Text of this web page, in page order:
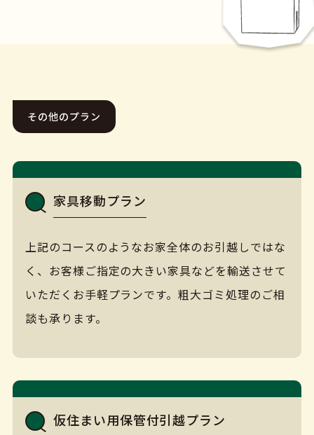
その他のプラン
家具移動プラン
上記のコースのようなお家全体のお引越しではな
く、お客様ご指定の大きい家具などを輸送させて
いただくお手軽プランです。粗大ゴミ処理のご相
談も承ります。
仮住まい用保管付引越プラン